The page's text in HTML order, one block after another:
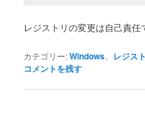
レジストリの変更は自己責任
カテゴリー:Windows レジス
コメントを残す